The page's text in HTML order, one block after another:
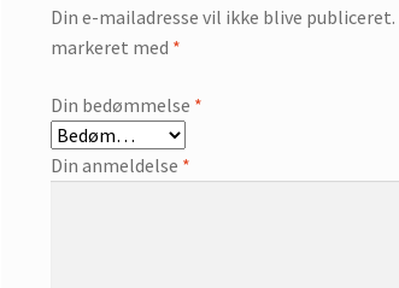
Din e-mailadresse vil ikke blive publiceret.
markeret med *
Din bedømmelse *
Din anmeldelse *